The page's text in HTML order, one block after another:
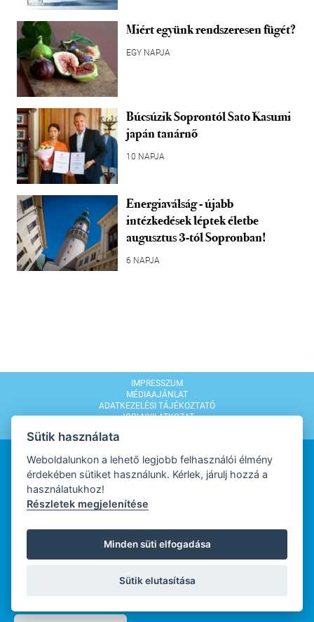
Miért együnk rendszeresen fügét?
EGY NAPJA
Búcsúzik Soprontól Sato Kasumi
japán tanárnő
10 NAPJA
Energiaválság - újabb
intézkedések léptek életbe
augusztus 3-tól Sopronban!
6 NAPJA
IMPRESSZUM
MÉDIAAJÁNLAT
ADATKEZELÉSI TÁJÉKOZTATÓ
JOGI NYILATKOZAT
WEBDESIGN
WEBFEJLESZTŐ
Sütik használata
Weboldalunkon a lehető legjobb felhasználói élmény
érdekében sütiket használunk. Kérlek, járulj hozzá a
használatukhoz!
Részletek megjelenítése
Minden süti elfogadása
Sütik elutasítása